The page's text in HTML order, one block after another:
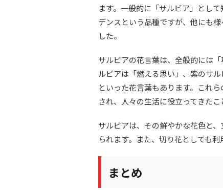
ます。一般的に「サルビア」とし
デンスという品種ですが、他にも
した。
サルビアの花言葉は、全般的には
ルビアは「燃える思い」、紫のサ
といった花言葉もあります。これ
され、人々の生活に役立ってきたこ
サルビアは、その鮮やかな花色と
られます。また、切り花としても
まとめ